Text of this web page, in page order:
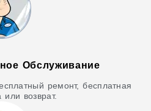
Обслуживание
ремонт, бесплатная
или возврат.